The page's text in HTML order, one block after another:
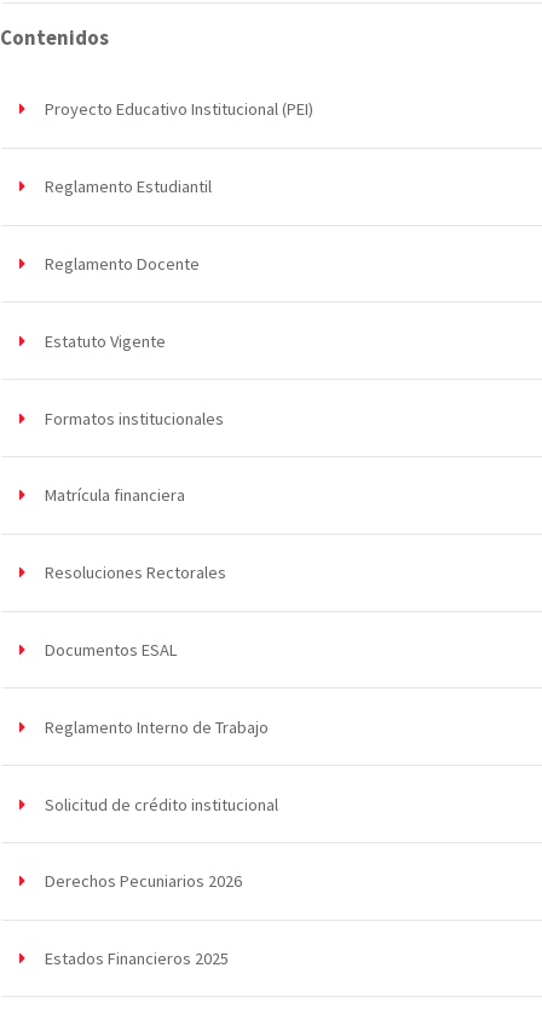
Contenidos
Proyecto Educativo Institucional (PEI)
Reglamento Estudiantil
Reglamento Docente
Estatuto Vigente
Formatos institucionales
Matrícula financiera
Resoluciones Rectorales
Documentos ESAL
Reglamento Interno de Trabajo
Solicitud de crédito institucional
Derechos Pecuniarios 2026
Estados Financieros 2025